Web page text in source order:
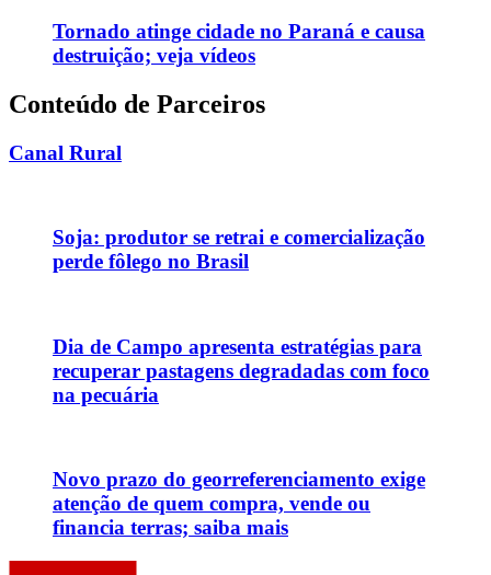
Tornado atinge cidade no Paraná e causa
destruição; veja vídeos
Conteúdo de Parceiros
Canal Rural
Soja: produtor se retrai e comercialização
perde fôlego no Brasil
Dia de Campo apresenta estratégias para
recuperar pastagens degradadas com foco
na pecuária
Novo prazo do georreferenciamento exige
atenção de quem compra, vende ou
financia terras; saiba mais